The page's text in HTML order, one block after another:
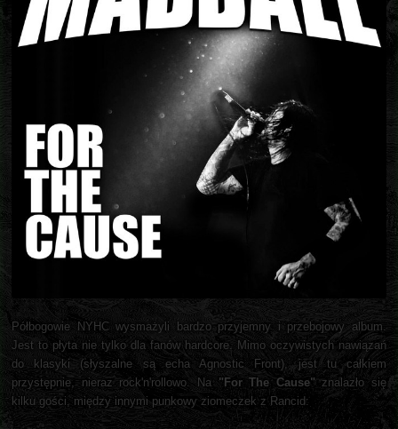
Półbogowie NYHC wysmażyli bardzo przyjemny i przebojowy album.
Jest to płyta nie tylko dla fanów hardcore. Mimo oczywistych nawiązań
do klasyki (słyszalne są echa Agnostic Front), jest tu całkiem
przystępnie, nieraz rock'n'rollowo. Na "For The Cause" znalazło się
kilku gości, między innymi punkowy ziomeczek z Rancid: